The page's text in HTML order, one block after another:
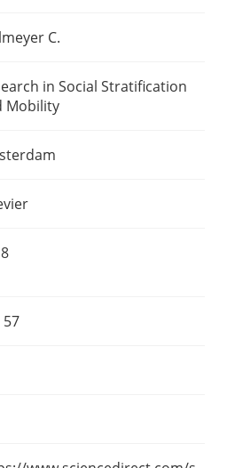
C.
in Social Stratification
Mobility
57